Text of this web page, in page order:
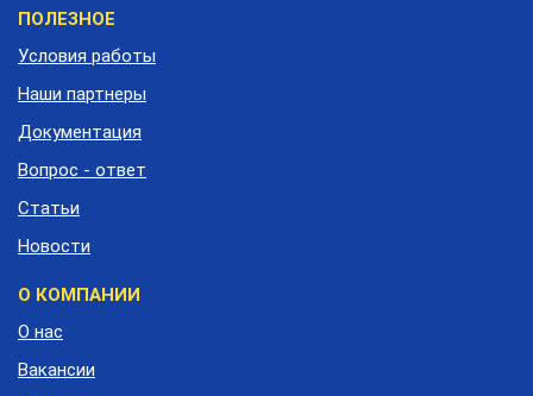
Меню
подвала
ПОЛЕЗНОЕ
Условия работы
Наши партнеры
Документация
Вопрос - ответ
Статьи
Новости
О КОМПАНИИ
О нас
Вакансии